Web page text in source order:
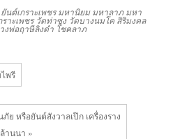
นต์เกราะเพชร มหานิยม มหาลาภ มหา
าะเพชร วัดท่าซุง วัดบางนมโค สิริมงคล
งพ่อฤาษีลิงดำ โชคลาภ
พรี
ย หรือยันต์สังวาลเป๊ก เครื่องราง
ล้านนา »